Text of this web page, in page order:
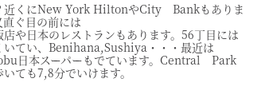
近くにNew York HiltonやCity Bankもありま
直ぐ目の前には
店や日本のレストランもあります。56丁目には
いてい、Benihana,Sushiya・・・最近は
日本スーパーもでています。Central Park
いても7,8分でいけます。